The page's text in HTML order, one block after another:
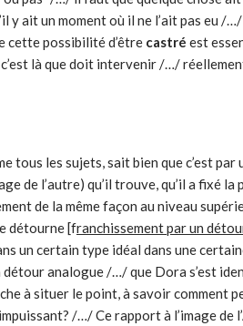
y ait un moment où il ne l’ait pas eu /
cette possibilité d’être castré est
là que doit intervenir /…/
tous les sujets, sait bien que c’est
de l’autre) qu’il trouve, qu’il a fixé la
de la même façon au niveau
détourne [franchissement par un
un certain type idéal dans une
détour analogue /…/ que Dora s’est
à situer le point, à savoir comment
/…/ Ce rapport à l’image de